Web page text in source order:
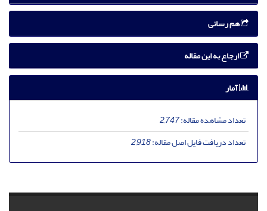
هم رسانی
ارجاع به این مقاله
آمار
تعداد مشاهده مقاله:2,747
تعداد دریافت فایل اصل مقاله:2,918